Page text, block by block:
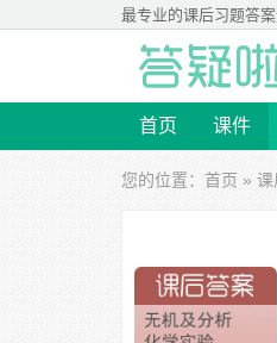
最专业的课后习题答案
首页 课件
您的位置： 首页 » 课